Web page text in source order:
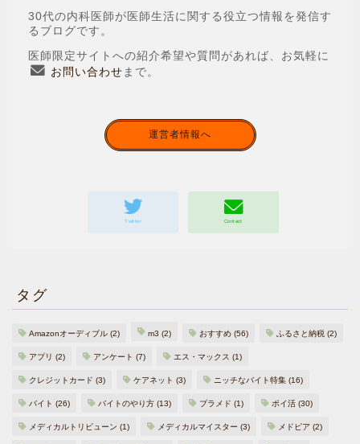
30代の内科医師が医師生活に関する役立つ情報を発信す
るブログです。
医師限定サイトへの紹介希望や質問があれば、お気軽に
お問い合わせ まで。
運営者情報へ
タグ
Amazonオーディブル (2) m3 (2) おすすめ (56) ふるさと納税 (2)
アプリ (2) アンケート (7) エス・マックス (1)
クレジットカード (3) ケアネット (3) ニッチなバイト特集 (16)
バイト (26) バイトのやり方 (13) プラメド (1) ポイ活 (30)
メディカルトリビューン (1) メディカルマイスター (3) メドピア (2)